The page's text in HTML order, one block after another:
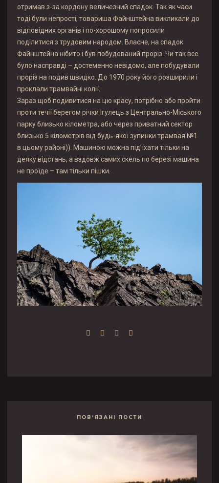
отримав з-за кордону величезний спадок. Так як часи
тоді були непрості, товариша Файнштейна викликали до
відповідних органів і по-хорошому попросили
поділитися з трудовим народом. Власне, на спадок
Файнштейна нібито і був побудований проріз. Чи так все
було насправді – достеменно невідомо, але побудували
проріз на подив швидко. До 1970 року його розширили і
проклали трамвайні колії.
Зараз щоб подивитися на цю красу, потрібно або пройти
проти течії берегом річки Ігулець з Центрально-Міського
парку близько кілометра, або через приватний сектор
близько 5 кілометрів від будь-якої зупинки трамвая №1
в цьому районі)). Машиною можна під’їхати тільки на
деяку відстань, а вздовж самих скель по березі машина
не проїде – там тільки пішки.
ПОВ‘ЯЗАНІ ПОСТИ